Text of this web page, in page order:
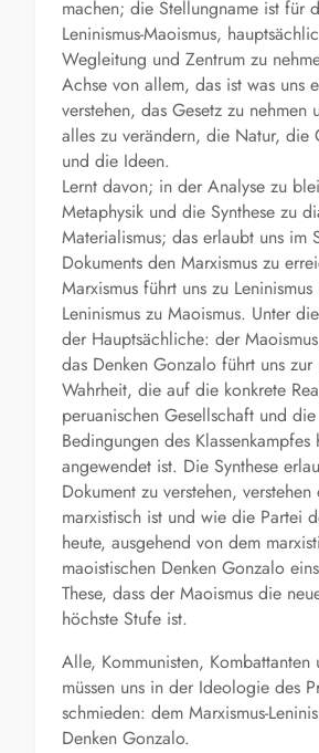
machen; die Stellungname ist für
Leninismus-Maoismus,
Wegleitung und Zentrum zu
Achse von allem, das ist was uns
verstehen, das Gesetz zu nehmen
alles zu verändern, die Natur, die
und die Ideen.
Lernt davon; in der Analyse zu
Metaphysik und die Synthese zu
Materialismus; das erlaubt uns im
Dokuments den Marxismus zu
Marxismus führt uns zu
Leninismus zu Maoismus. Unter
der Hauptsächliche: der
das Denken Gonzalo führt uns zur
Wahrheit, die auf die konkrete
peruanischen Gesellschaft und
Bedingungen des Klassenkampfes
angewendet ist. Die Synthese
Dokument zu verstehen, verstehen
marxistisch ist und wie die Partei
heute, ausgehend von dem
maoistischen Denken Gonzalo
These, dass der Maoismus die
höchste Stufe ist.
Alle, Kommunisten, Kombattanten
müssen uns in der Ideologie des
schmieden: dem Marxismus-
Denken Gonzalo.